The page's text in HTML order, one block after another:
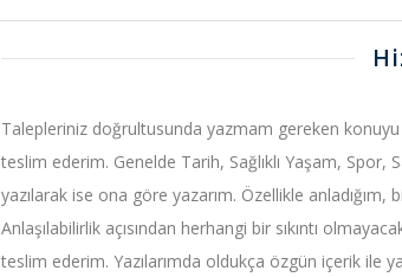
Talepleriniz doğrultusunda yazmam gereken
teslim ederim. Genelde Tarih, Sağlıklı Yaşam,
yazılarak ise ona göre yazarım. Özellikle
Anlaşılabilirlik açısından herhangi bir sıkıntı
teslim ederim. Yazılarımda oldukça özgün içerik ile